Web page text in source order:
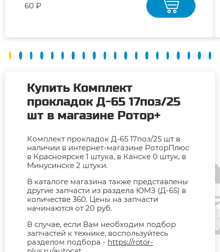
60 ₽
Купить Комплект
прокладок Д-65 17поз/25
шт в магазине Ротор+
Комплект прокладок Д-65 17поз/25 шт в
наличии в интернет-магазине РоторПлюс
в Красноярске 1 штука, в Канске 0 штук, в
Минусинске 2 штуки.
В каталоге магазина также представлены
другие запчасти из раздела ЮМЗ (Д-65) в
количестве 360. Цены на запчасти
начинаются от 20 руб.
В случае, если Вам необходим подбор
запчастей к технике, воспользуйтесь
разделом подбора - https://rotor-